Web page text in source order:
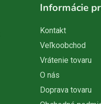
Informácie
Kontakt
Veľkoobchod
Vrátenie tovaru
O nás
Doprava tovaru